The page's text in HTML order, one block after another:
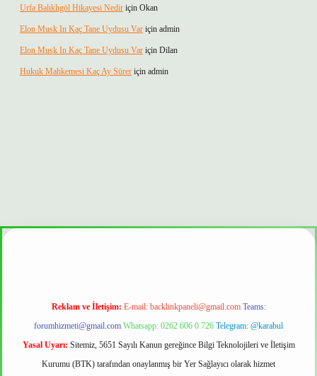
Urfa Balıklıgöl Hikayesi Nedir için Okan
Elon Musk In Kaç Tane Uydusu Var için admin
Elon Musk In Kaç Tane Uydusu Var için Dilan
Hukuk Mahkemesi Kaç Ay Sürer için admin
güvenilir mi
Reklam ve İletişim: E-mail: backlinkpaneli@gmail.com Teams:
forumhizmeti@gmail.com Whatsapp: 0262 606 0 726 Telegram: @karabul
Yasal Uyarı: Sitemiz, 5651 Sayılı Kanun gereğince Bilgi Teknolojileri ve İletişim
Kurumu (BTK) tarafından onaylanmış bir Yer Sağlayıcı olarak hizmet